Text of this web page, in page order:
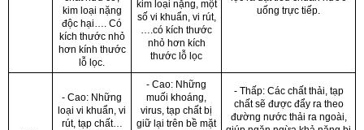
kim loại nặng
độc hại…. Có
kích thước nhỏ
hơn kính thước
lỗ lọc.
kim loại nặng, một
số vi khuẩn, vi rút,
….có kích thước
nhỏ hơn kích
thước lỗ lọc
uống trực tiếp.
- Cao: Những
loại vi khuẩn, vi
rút, tạp chất…
- Cao: Những
muối khoáng,
virus, tạp chất bị
giữ lại trên bề mặt
- Thấp: Các chất thải, tạp
chất sẽ được đẩy ra theo
đường nước thải ra ngoài,